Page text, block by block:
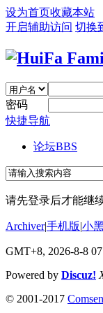
设为首页收藏本站
开启辅助访问 切换
密码
快捷导航
论坛BBS
请先登录后才能继
Archiver|手机版|小
GMT+8, 2026-8-8
Powered by Discuz!
© 2001-2017